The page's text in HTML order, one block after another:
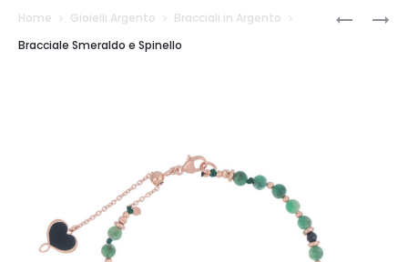
ANELLO
Home Gioielli Argento
Bracciali in Argento
Bracciale Smeraldo e Spinello